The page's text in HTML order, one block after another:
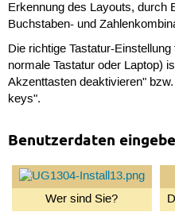
Erkennung des Layouts, durch
Buchstaben- und
Die richtige Tastatur-
normale Tastatur oder Laptop)
Akzenttasten deaktivieren"
keys".
Benutzerdaten
Wer sind Sie?